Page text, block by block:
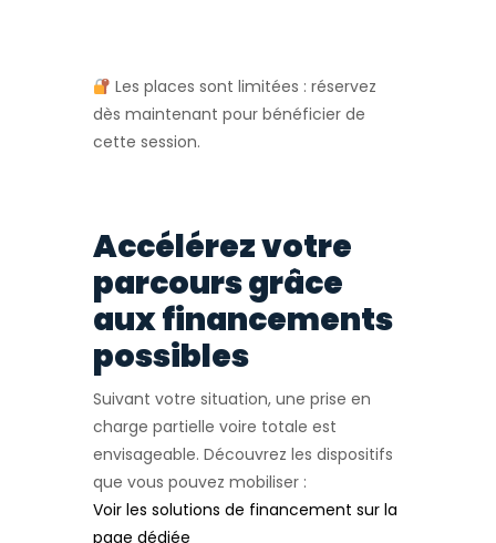
Les places sont limitées : réservez
dès maintenant pour bénéficier de
cette session.
Accélérez votre
parcours grâce
aux financements
possibles
Suivant votre situation, une prise en
charge partielle voire totale est
envisageable. Découvrez les dispositifs
que vous pouvez mobiliser :
Voir les solutions de financement sur la
page dédiée